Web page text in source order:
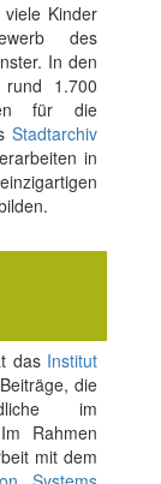
Kinder
des
In den
1.700
für die
Stadtarchiv
in
das Institut
die
im
Rahmen
mit dem